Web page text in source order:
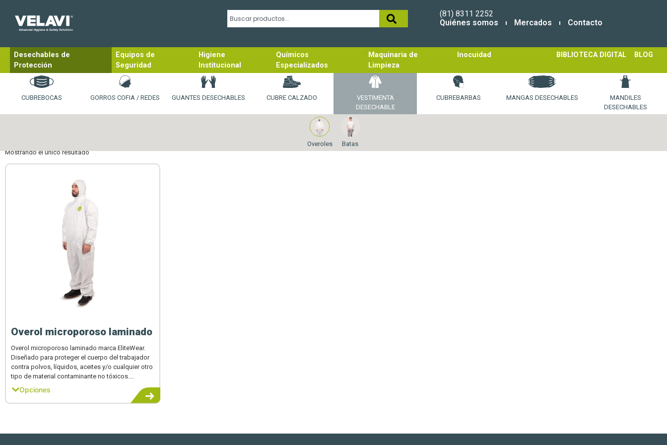
(81) 8311 2252
Quiénes somos
Mercados Contacto
Desechables de
Protección
Equipos de
Seguridad
Higiene
Institucional
Químicos
Especializados
Maquinaria de
Limpieza
Inocuidad BIBLIOTECA DIGITAL BLOG
CUBREBOCAS GORROS COFIA / REDES GUANTES DESECHABLES CUBRE CALZADO
VESTIMENTA
DESECHABLE
CUBREBARBAS MANGAS DESECHABLES
MANDILES
DESECHABLES
Overoles
Batas
Mostrando el único resultado
Overol microporoso laminado
Overol microporoso laminado marca EliteWear.
Diseñado para proteger el cuerpo del trabajador
contra polvos, líquidos, aceites y/o cualquier otro
tipo de material contaminante no tóxicos....
Opciones